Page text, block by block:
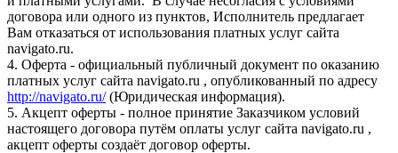
договора или одного из пунктов, Исполнитель предлагает
Вам отказаться от использования платных услуг сайта
navigato.ru.
4. Оферта - официальный публичный документ по оказанию
платных услуг сайта navigato.ru , опубликованный по адресу
http://navigato.ru/(Юридическая информация).
5. Акцепт оферты - полное принятие Заказчиком условий
настоящего договора путём оплаты услуг сайта navigato.ru ,
акцепт оферты создаёт договор оферты.